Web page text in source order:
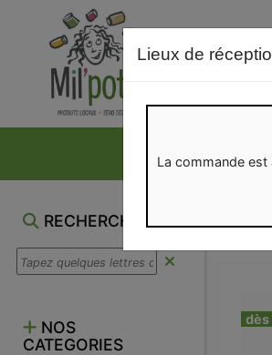
RECHERCHE
NOS
CATEGORIES
Lieux de
La commande est
dès